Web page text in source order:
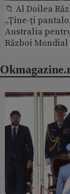
📁 Al Doilea
„Ţine-ţi
Australia
Război Mondial